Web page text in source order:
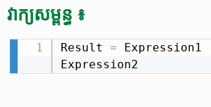
វាក្យ​សម្ពន្ធ ៖
Result = Expression1
Expression2